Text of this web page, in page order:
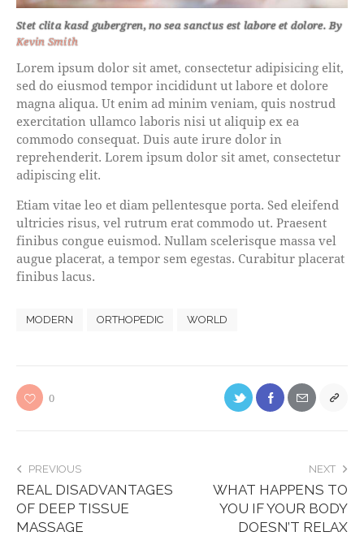
Stet clita kasd gubergren, no sea sanctus est labore et dolore. By
Kevin Smith
Lorem ipsum dolor sit amet, consectetur adipisicing elit,
sed do eiusmod tempor incididunt ut labore et dolore
magna aliqua. Ut enim ad minim veniam, quis nostrud
exercitation ullamco laboris nisi ut aliquip ex ea
commodo consequat. Duis aute irure dolor in
reprehenderit. Lorem ipsum dolor sit amet, consectetur
adipiscing elit.
Etiam vitae leo et diam pellentesque porta. Sed eleifend
ultricies risus, vel rutrum erat commodo ut. Praesent
finibus congue euismod. Nullam scelerisque massa vel
augue placerat, a tempor sem egestas. Curabitur placerat
finibus lacus.
MODERN ORTHOPEDIC WORLD
0
PREVIOUS
REAL DISADVANTAGES
OF DEEP TISSUE
MASSAGE
NEXT
WHAT HAPPENS TO
YOU IF YOUR BODY
DOESN’T RELAX